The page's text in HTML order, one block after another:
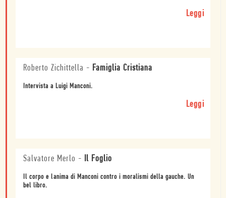
Leggi
Roberto Zichittella - Famiglia Cristiana
Intervista a Luigi Manconi.
Leggi
Salvatore Merlo - Il Foglio
Il corpo e lanima di Manconi contro i moralismi della gauche. Un
bel libro.